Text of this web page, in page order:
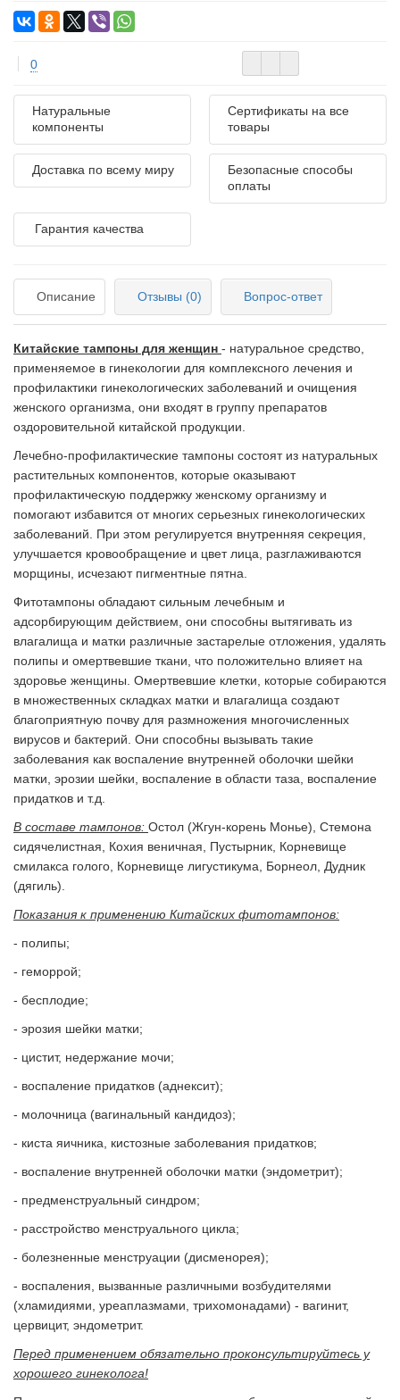
0
Натуральные
компоненты
Сертификаты на все
товары
Доставка по всему миру
Безопасные способы
оплаты
Гарантия качества
Описание Отзывы (0) Вопрос-ответ
Китайские тампоны для женщин - натуральное средство,
применяемое в гинекологии для комплексного лечения и
профилактики гинекологических заболеваний и очищения
женского организма, они входят в группу препаратов
оздоровительной китайской продукции.
Лечебно-профилактические тампоны состоят из натуральных
растительных компонентов, которые оказывают
профилактическую поддержку женскому организму и
помогают избавится от многих серьезных гинекологических
заболеваний. При этом регулируется внутренняя секреция,
улучшается кровообращение и цвет лица, разглаживаются
морщины, исчезают пигментные пятна.
Фитотампоны обладают сильным лечебным и
адсорбирующим действием, они способны вытягивать из
влагалища и матки различные застарелые отложения, удалять
полипы и омертвевшие ткани, что положительно влияет на
здоровье женщины. Омертвевшие клетки, которые собираются
в множественных складках матки и влагалища создают
благоприятную почву для размножения многочисленных
вирусов и бактерий. Они способны вызывать такие
заболевания как воспаление внутренней оболочки шейки
матки, эрозии шейки, воспаление в области таза, воспаление
придатков и т.д.
В составе тампонов: Остол (Жгун-корень Монье), Стемона
сидячелистная, Кохия веничная, Пустырник, Корневище
смилакса голого, Корневище лигустикума, Борнеол, Дудник
(дягиль).
Показания к применению Китайских фитотампонов:
- полипы;
- геморрой;
- бесплодие;
- эрозия шейки матки;
- цистит, недержание мочи;
- воспаление придатков (аднексит);
- молочница (вагинальный кандидоз);
- киста яичника, кистозные заболевания придатков;
- воспаление внутренней оболочки матки (эндометрит);
- предменструальный синдром;
- расстройство менструального цикла;
- болезненные менструации (дисменорея);
- воспаления, вызванные различными возбудителями
(хламидиями, уреаплазмами, трихомонадами) - вагинит,
цервицит, эндометрит.
Перед применением обязательно проконсультируйтесь у
хорошего гинеколога!